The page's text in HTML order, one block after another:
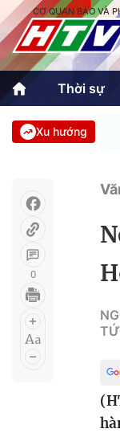
CƠ QUAN BÁO VÀ
Thời sự
Thời sự
An Sinh
Sự kiện quan
Xu hướng
0